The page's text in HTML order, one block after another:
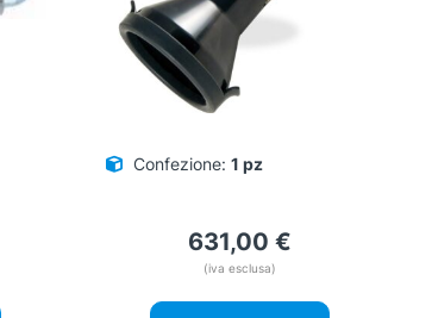
Confezione: 1 pz
631,00 €
(iva esclusa)